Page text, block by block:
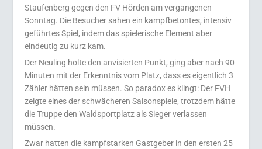
Staufenberg gegen den FV Hörden am vergangenen
Sonntag. Die Besucher sahen ein kampfbetontes, intensiv
geführtes Spiel, indem das spielerische Element aber
eindeutig zu kurz kam.
Der Neuling holte den anvisierten Punkt, ging aber nach 90
Minuten mit der Erkenntnis vom Platz, dass es eigentlich 3
Zähler hätten sein müssen. So paradox es klingt: Der FVH
zeigte eines der schwächeren Saisonspiele, trotzdem hätte
die Truppe den Waldsportplatz als Sieger verlassen
müssen.
Zwar hatten die kampfstarken Gastgeber in den ersten 25